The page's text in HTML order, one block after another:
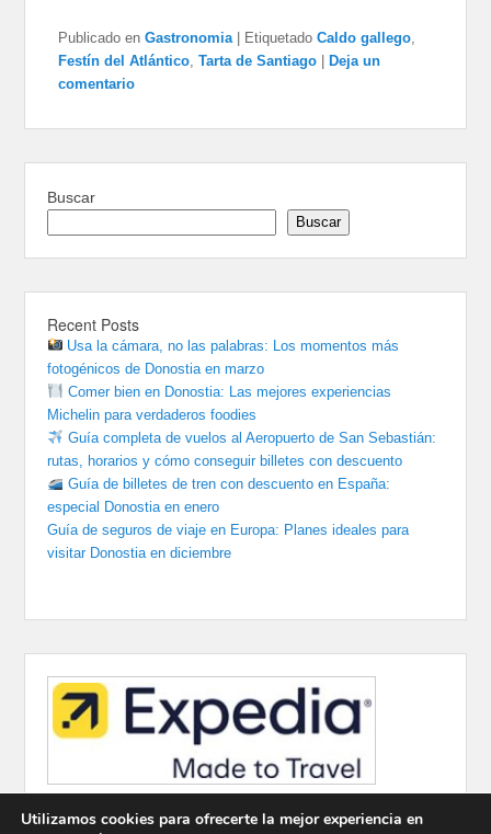
Publicado en Gastronomia | Etiquetado Caldo gallego
Festín del Atlántico ,Tarta de Santiago |Deja un
comentario
Buscar
Buscar
Recent Posts
Usa la cámara, no las palabras: Los momentos más
fotogénicos de Donostia en marzo
Comer bien en Donostia: Las mejores experiencias
Michelin para verdaderos foodies
Guía completa de vuelos al Aeropuerto de San Sebastián:
rutas, horarios y cómo conseguir billetes con descuento
Guía de billetes de tren con descuento en España:
especial Donostia en enero
Guía de seguros de viaje en Europa: Planes ideales para
visitar Donostia en diciembre
Utilizamos cookies para ofrecerte la mejor experiencia en